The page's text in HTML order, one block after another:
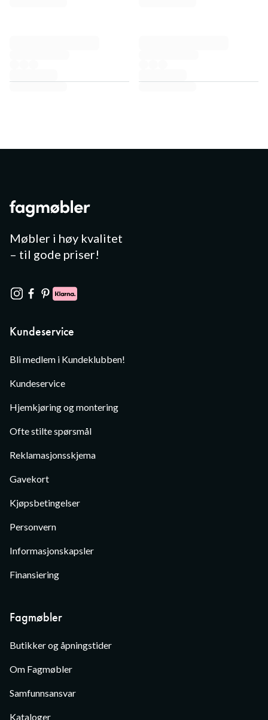
Møbler i høy kvalitet
– til gode priser!
Kundeservice
Bli medlem i Kundeklubben!
Kundeservice
Hjemkjøring og montering
Ofte stilte spørsmål
Reklamasjonsskjema
Gavekort
Kjøpsbetingelser
Personvern
Informasjonskapsler
Finansiering
Fagmøbler
Butikker og åpningstider
Om Fagmøbler
Samfunnsansvar
Kataloger